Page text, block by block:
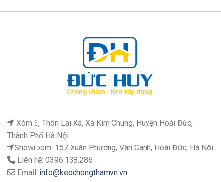
Xóm 3, Thôn Lai Xá, Xã Kim Chung, Huyện Hoài Đức,
Thành Phố Hà Nội
Showroom: 157 Xuân Phương, Vân Canh, Hoài Đức, Hà Nội
Liên hệ: 0396.138.286
Email: info@keochongthamvn.vn